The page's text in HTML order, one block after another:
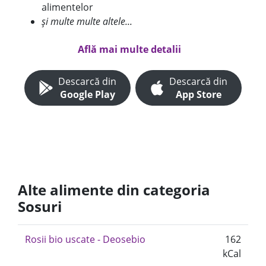
alimentelor
și multe multe altele...
Află mai multe detalii
Descarcă din
Google Play
Descarcă din
App Store
Alte alimente din categoria
Sosuri
Rosii bio uscate - Deosebio
162
kCal